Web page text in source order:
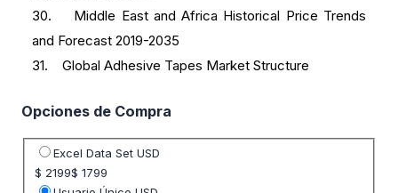
30. Middle East and Africa Historical Price Trends
and Forecast 2019-2035
31. Global Adhesive Tapes Market Structure
Opciones de Compra
Seleccione opción de precio
Excel Data Set USD
$ 2199$ 1799